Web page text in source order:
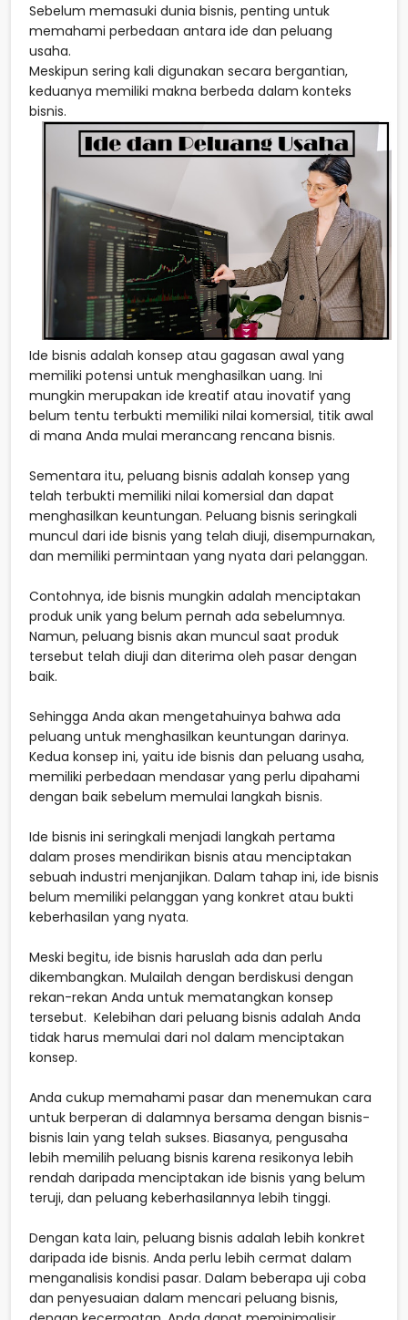
Sebelum memasuki dunia bisnis, penting untuk
memahami perbedaan antara ide dan peluang
usaha.
Meskipun sering kali digunakan secara bergantian,
keduanya memiliki makna berbeda dalam konteks
bisnis.
Ide bisnis adalah konsep atau gagasan awal yang
memiliki potensi untuk menghasilkan uang. Ini
mungkin merupakan ide kreatif atau inovatif yang
belum tentu terbukti memiliki nilai komersial, titik awal
di mana Anda mulai merancang rencana bisnis.
Sementara itu, peluang bisnis adalah konsep yang
telah terbukti memiliki nilai komersial dan dapat
menghasilkan keuntungan. Peluang bisnis seringkali
muncul dari ide bisnis yang telah diuji, disempurnakan,
dan memiliki permintaan yang nyata dari pelanggan.
Contohnya, ide bisnis mungkin adalah menciptakan
produk unik yang belum pernah ada sebelumnya.
Namun, peluang bisnis akan muncul saat produk
tersebut telah diuji dan diterima oleh pasar dengan
baik.
Sehingga Anda akan mengetahuinya bahwa ada
peluang untuk menghasilkan keuntungan darinya.
Kedua konsep ini, yaitu ide bisnis dan peluang usaha,
memiliki perbedaan mendasar yang perlu dipahami
dengan baik sebelum memulai langkah bisnis.
Ide bisnis ini seringkali menjadi langkah pertama
dalam proses mendirikan bisnis atau menciptakan
sebuah industri menjanjikan. Dalam tahap ini, ide bisnis
belum memiliki pelanggan yang konkret atau bukti
keberhasilan yang nyata.
Meski begitu, ide bisnis haruslah ada dan perlu
dikembangkan. Mulailah dengan berdiskusi dengan
rekan-rekan Anda untuk mematangkan konsep
tersebut. Kelebihan dari peluang bisnis adalah Anda
tidak harus memulai dari nol dalam menciptakan
konsep.
Anda cukup memahami pasar dan menemukan cara
untuk berperan di dalamnya bersama dengan bisnis-
bisnis lain yang telah sukses. Biasanya, pengusaha
lebih memilih peluang bisnis karena resikonya lebih
rendah daripada menciptakan ide bisnis yang belum
teruji, dan peluang keberhasilannya lebih tinggi.
Dengan kata lain, peluang bisnis adalah lebih konkret
daripada ide bisnis. Anda perlu lebih cermat dalam
menganalisis kondisi pasar. Dalam beberapa uji coba
dan penyesuaian dalam mencari peluang bisnis,